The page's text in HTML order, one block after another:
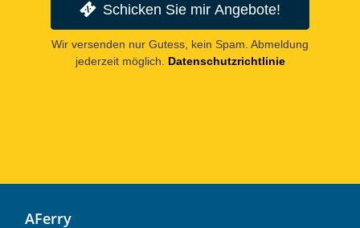
Schicken Sie mir Angebote!
Wir versenden nur Gutess, kein Spam. Abmeldung
jederzeit möglich.
Datenschutzrichtlinie
AFerry